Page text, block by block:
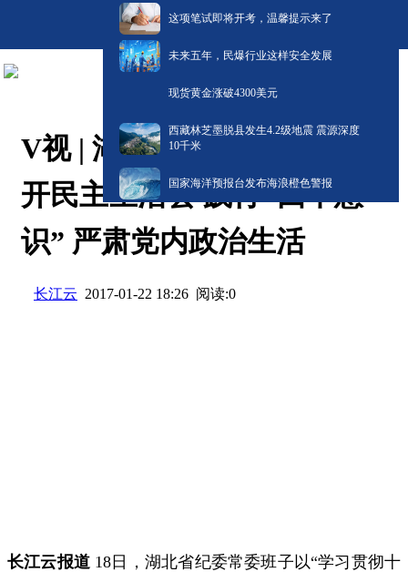
这项笔试即将开考，温馨提示来了
未来五年，民爆行业这样安全发展
现货黄金涨破4300美元
西藏林芝墨脱县发生4.2级地震 震源深度
10千米
国家海洋预报台发布海浪橙色警报
V视 | 湖北省纪委常委班子召
开民主生活会 践行“四个意
识” 严肃党内政治生活
长江云 2017-01-22 18:26 阅读:0
长江云报道 18日，湖北省纪委常委班子以“学习贯彻十